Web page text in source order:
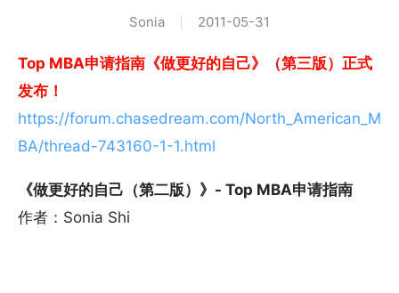
Sonia 2011-05-31
Top MBA申请指南《做更好的自己》（第三版）正式
发布！
https://forum.chasedream.com/North_American_M
BA/thread-743160-1-1.html
《做更好的自己（第二版）》- Top MBA申请指南
作者：Sonia Shi